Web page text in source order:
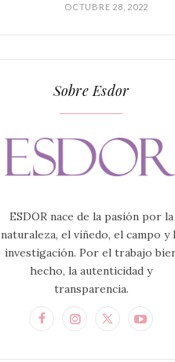
OCTUBRE 28, 2022
Sobre Esdor
ESDOR nace de la pasión por la
naturaleza, el viñedo, el campo y
investigación. Por el trabajo
hecho, la autenticidad y
transparencia.